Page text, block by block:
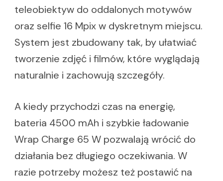
teleobiektyw do oddalonych motywów
oraz selfie 16 Mpix w dyskretnym miejscu.
System jest zbudowany tak, by ułatwiać
tworzenie zdjęć i filmów, które wyglądają
naturalnie i zachowują szczegóły.
A kiedy przychodzi czas na energię,
bateria 4500 mAh i szybkie ładowanie
Wrap Charge 65 W pozwalają wrócić do
działania bez długiego oczekiwania. W
razie potrzeby możesz też postawić na